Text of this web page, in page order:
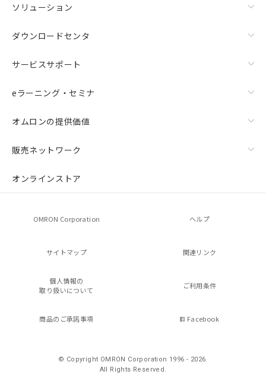
ソリューション
ダウンロードセンタ
サービスサポート
eラーニング・セミナ
オムロンの提供価値
販売ネットワーク
オンラインストア
OMRON Corporation ヘルプ
サイトマップ 関連リンク
個人情報の
取り扱いについて
ご利用条件
商品のご承諾事項 Facebook
© Copyright OMRON Corporation 1996 - 2026.
All Rights Reserved.